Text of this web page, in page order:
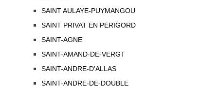
SAINT AULAYE-PUYMANGOU
SAINT PRIVAT EN PERIGORD
SAINT-AGNE
SAINT-AMAND-DE-VERGT
SAINT-ANDRE-D'ALLAS
SAINT-ANDRE-DE-DOUBLE